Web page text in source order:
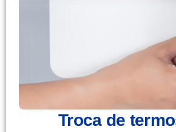
Troca de